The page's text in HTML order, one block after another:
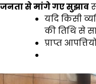
जनता से मांगे गए सुझाव
यदि किसी
की तिथि से
प्राप्त